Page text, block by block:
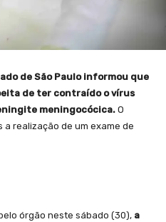
de São Paulo informou que
de ter contraído o vírus
meningocócica. O
realização de um exame de
órgão neste sábado (30), a